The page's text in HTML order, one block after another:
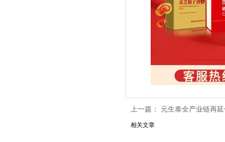
上一篇： 元生泰全产业链再
相关文章